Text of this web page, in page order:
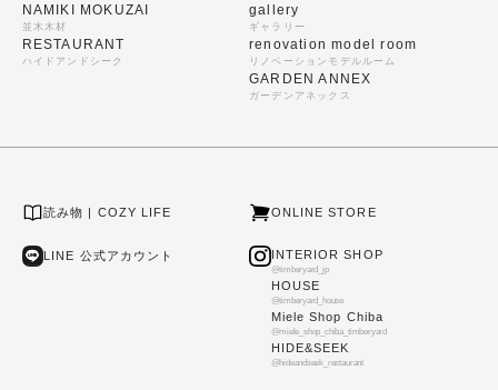
NAMIKI MOKUZAI
並木木材
RESTAURANT
ハイドアンドシーク
gallery
ギャラリー
renovation model room
リノベーションモデルルーム
GARDEN ANNEX
ガーデンアネックス
読み物 | COZY LIFE ONLINE STORE
LINE 公式アカウント INTERIOR SHOP
@timberyard_jp
HOUSE
@timberyard_house
Miele Shop Chiba
@miele_shop_chiba_timberyard
HIDE&SEEK
@hideandseek_restaurant